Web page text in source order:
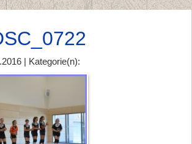
| Kategorie(n):